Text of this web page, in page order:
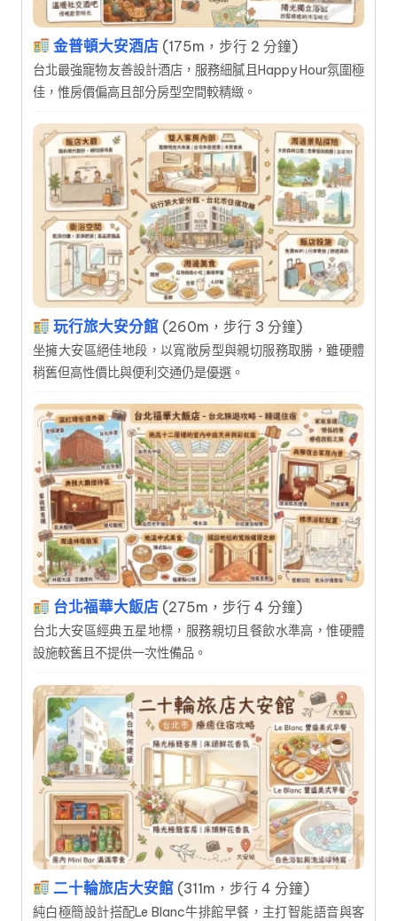
金普頓大安酒店 (175m，步行 2 分鐘)
台北最強寵物友善設計酒店，服務細膩且Happy Hour氛圍極
佳，惟房價偏高且部分房型空間較精緻。
玩行旅大安分館 (260m，步行 3 分鐘)
坐擁大安區絕佳地段，以寬敞房型與親切服務取勝，雖硬體
稍舊但高性價比與便利交通仍是優選。
台北福華大飯店 (275m，步行 4 分鐘)
台北大安區經典五星地標，服務親切且餐飲水準高，惟硬體
設施較舊且不提供一次性備品。
二十輪旅店大安館 (311m，步行 4 分鐘)
純白極簡設計搭配Le Blanc牛排館早餐，主打智能語音與客